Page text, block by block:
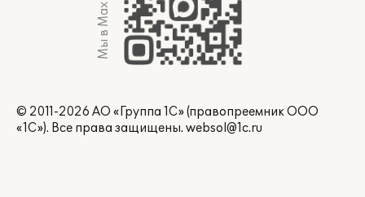
Мы в Max
© 2011-2026 АО «Группа 1С» (правопреемник ООО
«1С»). Все права защищены. websol@1c.ru